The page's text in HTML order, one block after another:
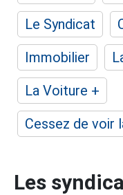
Le Syndicat
Immobilier
La Voiture +
Cessez de voir
Les